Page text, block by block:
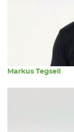
Markus Tegsell